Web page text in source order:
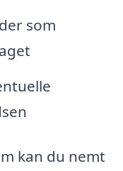
som
kan du nemt